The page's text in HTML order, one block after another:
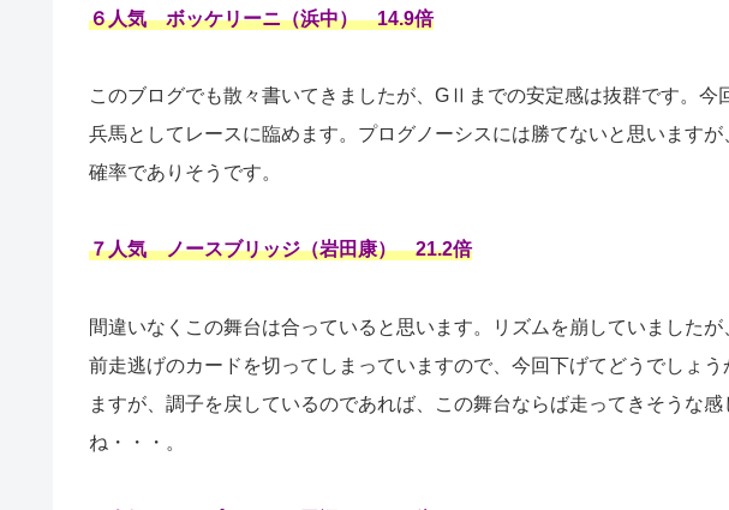
６人気 ボッケリーニ（浜中） 14.9倍
このブログでも散々書いてきましたが、GⅡまでの安定感は抜群です。今
兵馬としてレースに臨めます。プログノーシスには勝てないと思います
確率でありそうです。
７人気 ノースブリッジ（岩田康） 21.2倍
間違いなくこの舞台は合っていると思います。リズムを崩していましたが
前走逃げのカードを切ってしまっていますので、今回下げてどうでしょ
ますが、調子を戻しているのであれば、この舞台ならば走ってきそうな
ね・・・。